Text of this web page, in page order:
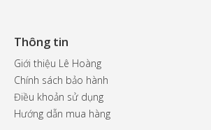
Thông tin
Giới thiệu Lê Hoàng
Chính sách bảo hành
Điều khoản sử dụng
Hướng dẫn mua hàng